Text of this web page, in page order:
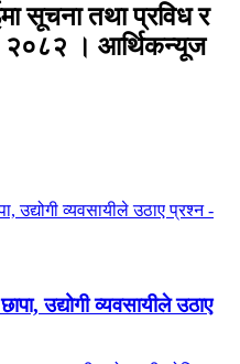
सूचना तथा प्रविध र
२०८२ । आर्थिकन्यूज
उद्योगी व्यवसायीले उठाए